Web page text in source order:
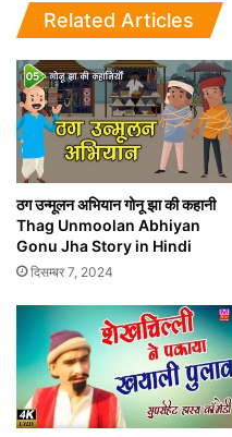
Related Articles
ठग उन्मूलन अभियान गोनू झा की कहानी
Thag Unmoolan Abhiyan
Gonu Jha Story in Hindi
दिसम्बर 7, 2024